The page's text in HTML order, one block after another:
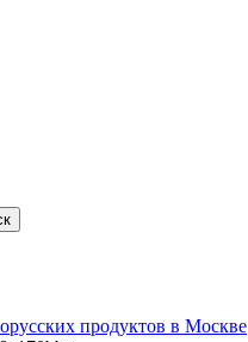
продуктов в Москве